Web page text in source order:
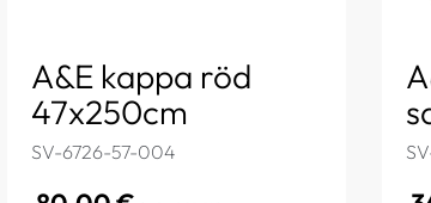
A&E kappa röd
47x250cm
SV-6726-57-004